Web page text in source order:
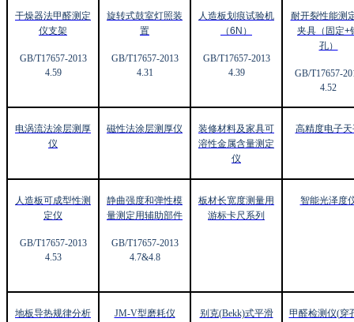
干燥器法甲醛测定
仪支架
GB/T17657-2013
4.59
旋转式鼓室灯照装
置
GB/T17657-2013
4.31
人造板划痕试验机
（6N ）
GB/T17657-2013
4.39
耐开裂性能测
夹具（固定+
孔）
GB/T17657-
4.52
电涡流法涂层测厚
仪
磁性法涂层测厚仪
装修材料及家具可
溶性金属含量测定
仪
高精度电子天
人造板可成型性测
定仪
GB/T17657-2013
4.53
静曲强度和弹性模
量测定用辅助部件
GB/T17657-2013
4.7&4.8
板材长宽度测量用
游标卡尺系列
智能光泽度
地板导热规律分析
JM-V型磨耗仪 别克(Bekk)式平滑
甲醛检测仪(穿